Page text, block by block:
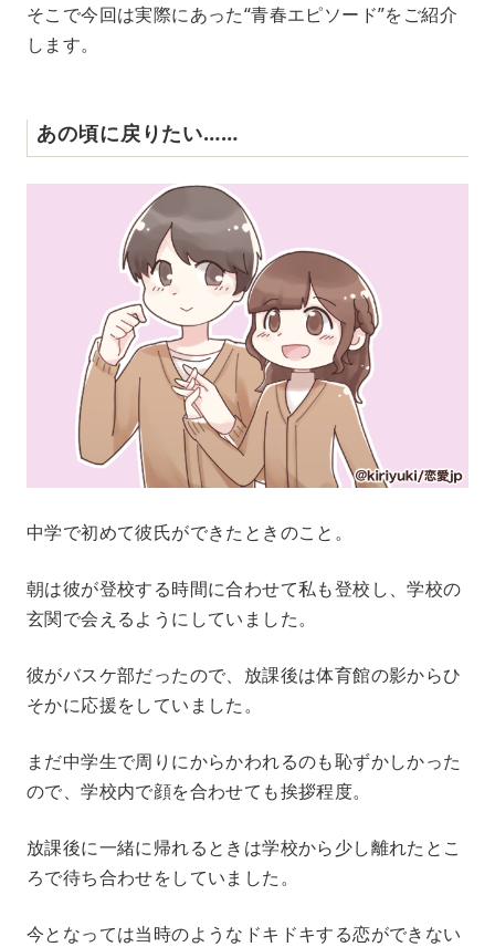
そこで今回は実際にあった“青春エピソード”をご紹介
します。
あの頃に戻りたい……
中学で初めて彼氏ができたときのこと。
朝は彼が登校する時間に合わせて私も登校し、学校の
玄関で会えるようにしていました。
彼がバスケ部だったので、放課後は体育館の影からひ
そかに応援をしていました。
まだ中学生で周りにからかわれるのも恥ずかしかった
ので、学校内で顔を合わせても挨拶程度。
放課後に一緒に帰れるときは学校から少し離れたとこ
ろで待ち合わせをしていました。
今となっては当時のようなドキドキする恋ができない